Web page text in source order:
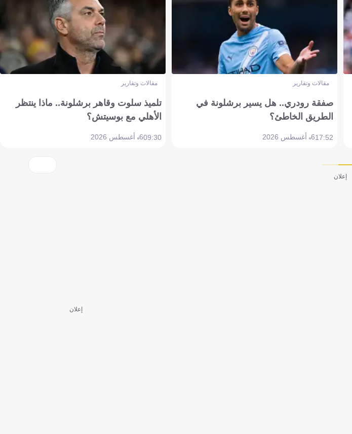
مقالات وتقارير
صفقة رودري.. هل يسير برشلونة في
الطريق الخاطئ؟
17:526 أغسطس 2026
مقالات وتقارير
تلميذ سلوت وقاهر برشلونة.. ماذا ينتظر
الأهلي مع بوسيتش؟
09:306 أغسطس 2026
إعلان
إعلان